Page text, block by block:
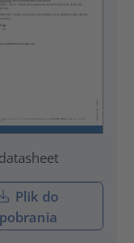
Plik do
pobrania